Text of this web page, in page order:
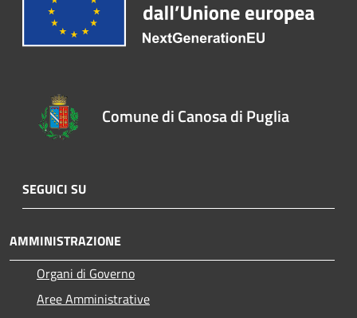
Comune di Canosa di Puglia
SEGUICI SU
AMMINISTRAZIONE
Organi di Governo
Aree Amministrative